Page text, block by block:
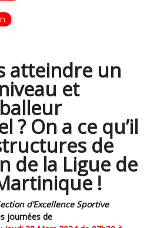
atteindre un
et
? On a ce qu’il
de
de la Ligue de
!
d’Excellence Sportive
journées de